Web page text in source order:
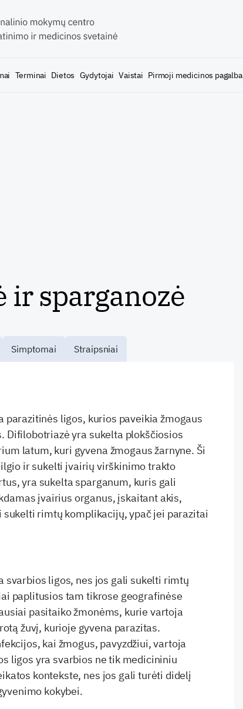
Terminai Dietos Gydytojai Vaistai Pirmoji medicinos pagalba
sparganozė
Simptomai Straipsniai
parazitinės ligos, kurios paveikia žmogaus
Difilobotriazė yra sukelta plokščiosios
latum, kuri gyvena žmogaus žarnyne. Ši
ir sukelti įvairių virškinimo trakto
yra sukelta sparganum, kuris gali
įvairius organus, įskaitant akis,
sukelti rimtų komplikacijų, ypač jei parazitai
svarbios ligos, nes jos gali sukelti rimtų
paplitusios tam tikrose geografinėse
pasitaiko žmonėms, kurie vartoja
žuvį, kurioje gyvena parazitas.
kai žmogus, pavyzdžiui, vartoja
ligos yra svarbios ne tik medicininiu
kontekste, nes jos gali turėti didelį
kokybei.